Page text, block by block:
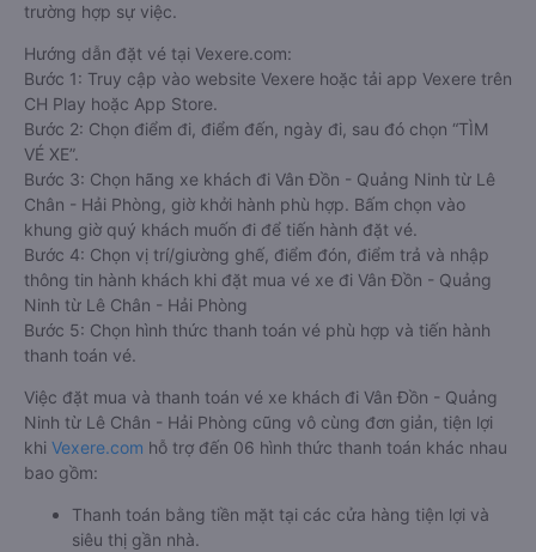
trường hợp sự việc.
Hướng dẫn đặt vé tại Vexere.com:
Bước 1: Truy cập vào website Vexere hoặc tải app Vexere trên
CH Play hoặc App Store.
Bước 2: Chọn điểm đi, điểm đến, ngày đi, sau đó chọn “TÌM
VÉ XE”.
Bước 3: Chọn hãng xe khách đi Vân Đồn - Quảng Ninh từ Lê
Chân - Hải Phòng, giờ khởi hành phù hợp. Bấm chọn vào
khung giờ quý khách muốn đi để tiến hành đặt vé.
Bước 4: Chọn vị trí/giường ghế, điểm đón, điểm trả và nhập
thông tin hành khách khi đặt mua vé xe đi Vân Đồn - Quảng
Ninh từ Lê Chân - Hải Phòng
Bước 5: Chọn hình thức thanh toán vé phù hợp và tiến hành
thanh toán vé.
Việc đặt mua và thanh toán vé xe khách đi Vân Đồn - Quảng
Ninh từ Lê Chân - Hải Phòng cũng vô cùng đơn giản, tiện lợi
khi Vexere.com hỗ trợ đến 06 hình thức thanh toán khác nhau
bao gồm:
Thanh toán bằng tiền mặt tại các cửa hàng tiện lợi và
siêu thị gần nhà.